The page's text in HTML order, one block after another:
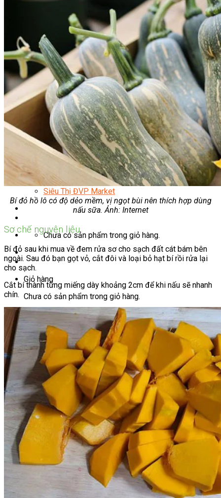
Quản Lý Kinh Doanh Nhà Hàng Và Dịch Vụ Ăn Uống
Hướng Dẫn Du Lịch
Quản Trị Lữ Hành
Marketing
Tạo Mẫu Và Chăm Sóc Sắc Đẹp
Truyền Thông Đa Phương Tiện
Công Nghệ Thông Tin
An Ninh Mạng
Thiết Kế Đồ Họa
Âm Nhạc
Điện Công Nghiệp Và Dân Dụng
Văn Hóa Phổ Thông
Nâng Cao Năng Lực Tiếng Anh – Chuẩn TOEIC
Tin Tức
HỌC BỔNG 2026
Học kỹ năng
Đào Tạo Nghề
Hoạt Động
Văn Hóa Ẩm Thực Việt Nam
Sự Kiện Hướng Nghiệp Á Âu
Siêu Thị ĐVP Market
Chưa có sản phẩm trong giỏ hàng.
Giỏ hàng
Chưa có sản phẩm trong giỏ hàng.
Bí đỏ hồ lô có độ dẻo mềm, vị ngọt bùi nên thích hợp dùng
nấu sữa. Ảnh: Internet
Sơ chế nguyên liệu
Bí đỏ sau khi mua về đem rửa sơ cho sạch đất cát bám bên
ngoài. Sau đó bạn gọt vỏ, cắt đôi và loại bỏ hạt bí rồi rửa lại
cho sạch.
Cắt bí thành từng miếng dày khoảng 2cm để khi nấu sẽ nhanh
chín.